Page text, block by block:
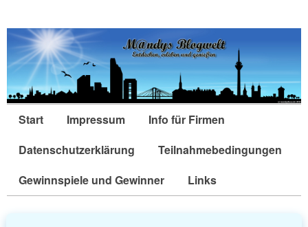
Start Impressum
Info für Firmen
Datenschutzerklärung
Teilnahmebedingungen
Gewinnspiele und Gewinner
Links